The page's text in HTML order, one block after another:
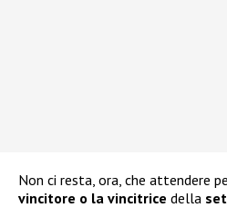
Non ci resta, ora, che attendere
vincitore o la vincitrice della